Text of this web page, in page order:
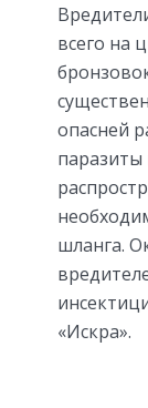
всего на
опасней
шланга.
«Искра».